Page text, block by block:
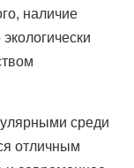
наличие
среди
отличным